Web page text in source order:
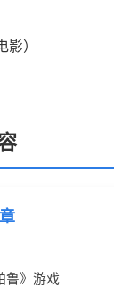
影）
鲁》游戏